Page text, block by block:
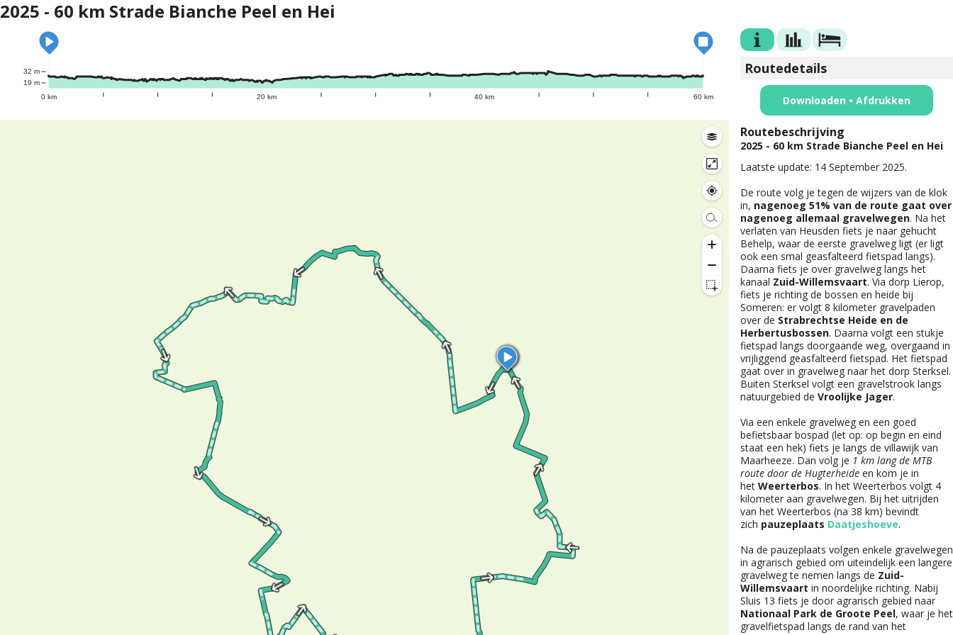
2025 - 60 km Strade Bianche Peel en Hei
Routedetails
Downloaden • Afdrukken
Routebeschrijving
2025 - 60 km Strade Bianche Peel en Hei
Laatste update: 14 September 2025.
De route volg je tegen de wijzers van de klok
in, nagenoeg 51% van de route gaat over
nagenoeg allemaal gravelwegen. Na het
verlaten van Heusden fiets je naar gehucht
Behelp, waar de eerste gravelweg ligt (er ligt
ook een smal geasfalteerd fietspad langs).
Daarna fiets je over gravelweg langs het
kanaal Zuid-Willemsvaart. Via dorp Lierop,
fiets je richting de bossen en heide bij
Someren: er volgt 8 kilometer gravelpaden
over de Strabrechtse Heide en de
Herbertusbossen. Daarna volgt een stukje
fietspad langs doorgaande weg, overgaand in
vrijliggend geasfalteerd fietspad. Het fietspad
gaat over in gravelweg naar het dorp Sterksel.
Buiten Sterksel volgt een gravelstrook langs
natuurgebied de Vroolijke Jager.
Via een enkele gravelweg en een goed
befietsbaar bospad (let op: op begin en eind
staat een hek) fiets je langs de villawijk van
Maarheeze. Dan volg je 1 km lang de MTB
route door de Hugterheide en kom je in
het Weerterbos. In het Weerterbos volgt 4
kilometer aan gravelwegen. Bij het uitrijden
van het Weerterbos (na 38 km) bevindt
zich pauzeplaats Daatjeshoeve.
Na de pauzeplaats volgen enkele gravelwegen
in agrarisch gebied om uiteindelijk een langere
gravelweg te nemen langs de Zuid-
Willemsvaart in noordelijke richting. Nabij
Sluis 13 fiets je door agrarisch gebied naar
Nationaal Park de Groote Peel, waar je het
gravelfietspad langs de rand van het
0 km 20 km 40 km 60 km
19 m
32 m